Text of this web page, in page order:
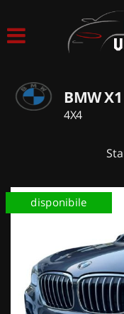
ACQUISTIAMO USATO
CONTATTI
BMW X1
4X4
disponibile